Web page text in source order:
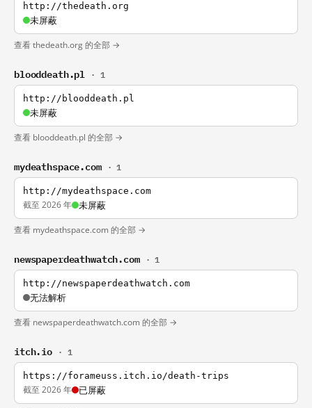
http://thedeath.org
未屏蔽
查看 thedeath.org 的全部 →
blooddeath.pl · 1
http://blooddeath.pl
未屏蔽
查看 blooddeath.pl 的全部 →
mydeathspace.com · 1
http://mydeathspace.com
截至 2026 年 未屏蔽
查看 mydeathspace.com 的全部 →
newspaperdeathwatch.com · 1
http://newspaperdeathwatch.com
无法解析
查看 newspaperdeathwatch.com 的全部 →
itch.io · 1
https://forameuss.itch.io/death-trips
截至 2026 年 已屏蔽